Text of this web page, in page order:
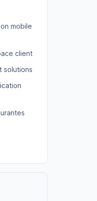
mobile
client
solutions